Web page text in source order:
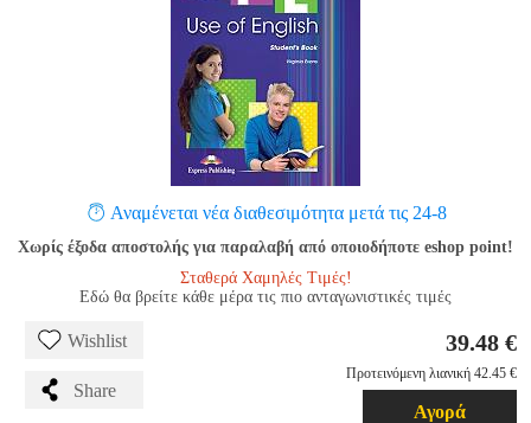
Αναμένεται νέα διαθεσιμότητα μετά τις 24-8
Χωρίς έξοδα αποστολής για παραλαβή από οποιοδήποτε eshop point!
Σταθερά Χαμηλές Τιμές!
Εδώ θα βρείτε κάθε μέρα τις πιο ανταγωνιστικές τιμές
Wishlist
Share
39.48 €
Προτεινόμενη λιανική 42.45 €
Αγορά